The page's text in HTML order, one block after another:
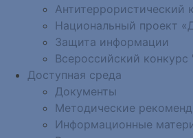
Антитеррористический
Национальный проект
Защита информации
Всероссийский конкурс
Доступная среда
Документы
Методические
Информационные